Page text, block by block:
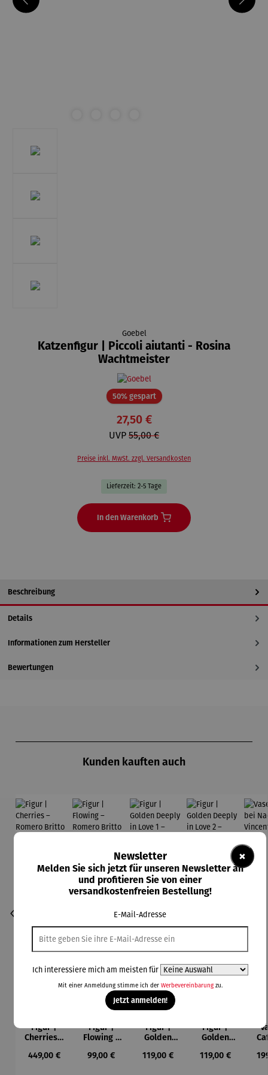
Goebel
Katzenfigur | Piccoli aiutanti - Rosina
Wachtmeister
50% gespartRabatt
27,50 €
UVP 55,00 €
Preise inkl. MwSt. zzgl. Versandkosten
Lieferzeit: 2-5 Tage
In den Warenkorb
Beschreibung
Details
Informationen zum Hersteller
Bewertungen
Kunden kauften auch
Figur |
Cherries –
Britto
Regulärer Preis:
449,00 €
Figur |
Flowing –
Britto
Regulärer Preis:
99,00 €
Figur |
Golden
Love 1 –
Regulärer Preis:
119,00 €
Figur |
Golden
Love 2 –
Regulärer Preis:
119,00 €
×
Newsletter
Melden Sie sich jetzt für unseren Newsletter an
und profitieren Sie von einer
versandkostenfreien Bestellung!
E-Mail-Adresse
Ich interessiere mich am meisten für
Mit einer Anmeldung stimme ich der Werbevereinbarungzu.
Jetzt anmelden!